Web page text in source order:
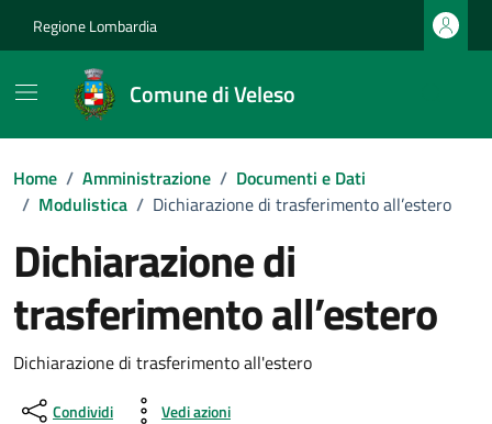
Regione Lombardia
Comune di Veleso
Home / Amministrazione / Documenti e Dati
/ Modulistica / Dichiarazione di trasferimento all’estero
Dichiarazione di
trasferimento all’estero
Dettagli del documento
Dichiarazione di trasferimento all'estero
Condividi Vedi azioni